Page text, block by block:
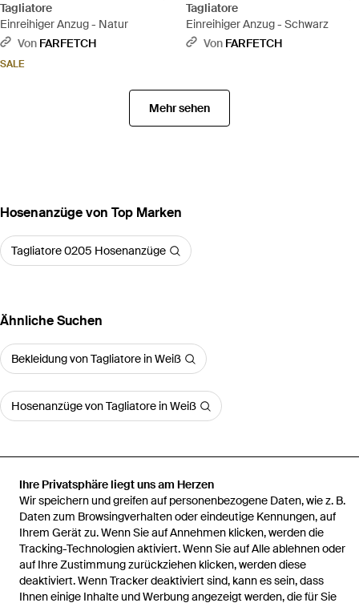
Ihre Privatsphäre liegt uns am Herzen
Wir speichern und greifen auf personenbezogene Daten, wie z. B.
Daten zum Browsingverhalten oder eindeutige Kennungen, auf
Ihrem Gerät zu. Wenn Sie auf Annehmen klicken, werden die
Tracking-Technologien aktiviert. Wenn Sie auf Alle ablehnen oder
auf Ihre Zustimmung zurückziehen klicken, werden diese
deaktiviert. Wenn Tracker deaktiviert sind, kann es sein, dass
Ihnen einige Inhalte und Werbung angezeigt werden, die für Sie
Tagliatore
Einreihiger Anzug - Natur
Von FARFETCH
SALE
Tagliatore
Einreihiger Anzug - Schwarz
Von FARFETCH
Mehr sehen
Hosenanzüge von Top Marken
Tagliatore 0205 Hosenanzüge
Ähnliche Suchen
Bekleidung von Tagliatore in Weiß
Hosenanzüge von Tagliatore in Weiß
Startseite Damen Hosenanzüge
Tagliatore Hosenanzüge
Einreihiger Adrianne Anzug